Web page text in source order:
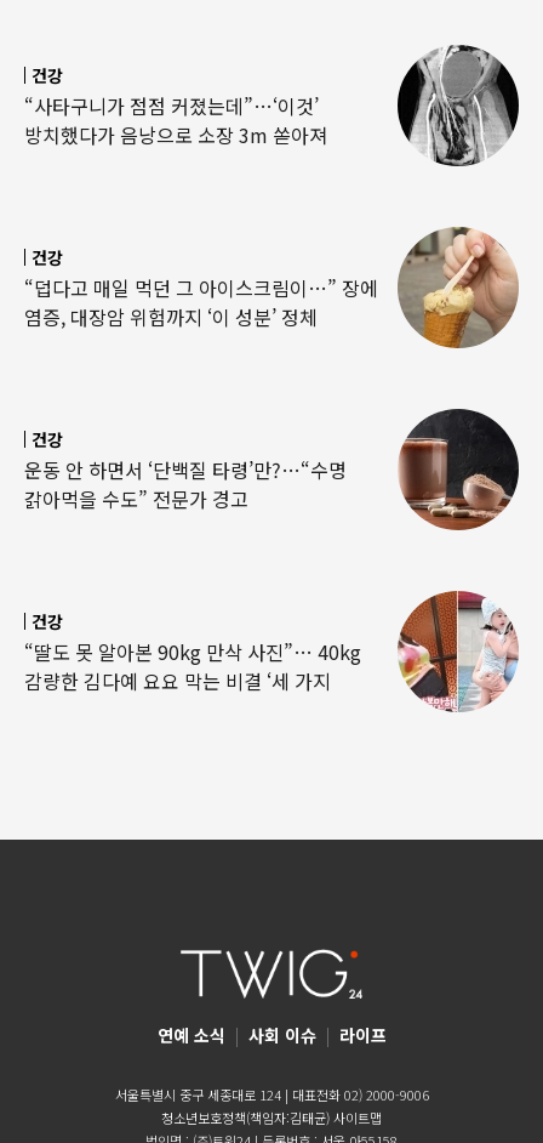
건강
“사타구니가 점점 커졌는데”…‘이것’
방치했다가 음낭으로 소장 3m 쏟아져
건강
“덥다고 매일 먹던 그 아이스크림이…” 장에
염증, 대장암 위험까지 ‘이 성분’ 정체
건강
운동 안 하면서 ‘단백질 타령’만?…“수명
갉아먹을 수도” 전문가 경고
건강
“딸도 못 알아본 90kg 만삭 사진”… 40kg
감량한 김다예 요요 막는 비결 ‘세 가지
연예 소식 | 사회 이슈 | 라이프
서울특별시 중구 세종대로 124 | 대표전화 02) 2000-9006
청소년보호정책(책임자:김태균)사이트맵